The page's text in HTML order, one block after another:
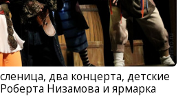
два концерта, детские
Низамова и ярмарка